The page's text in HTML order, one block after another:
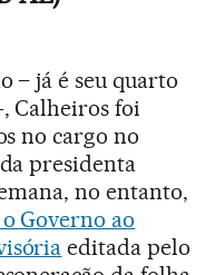
– já é seu quarto
Calheiros foi
no cargo no
presidenta
no entanto,
Governo ao
editada pelo